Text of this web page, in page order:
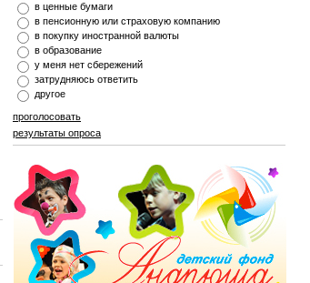
в ценные бумаги
в пенсионную или страховую компанию
в покупку иностранной валюты
в образование
у меня нет сбережений
затрудняюсь ответить
другое
проголосовать
результаты опроса